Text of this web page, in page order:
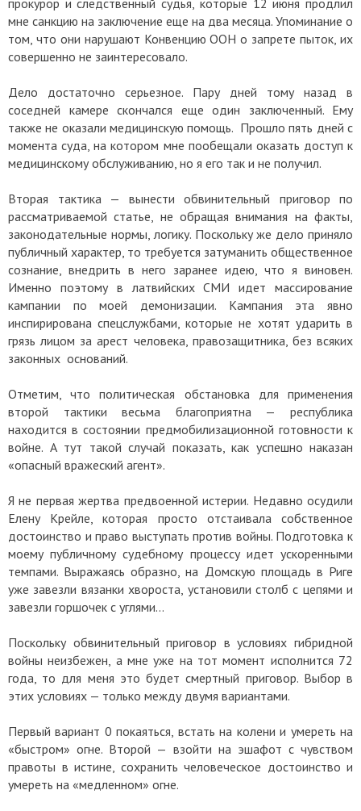
прокурор и следственный судья, которые 12 июня продлил
мне санкцию на заключение еще на два месяца. Упоминание о
том, что они нарушают Конвенцию ООН о запрете пыток, их
совершенно не заинтересовало.
Дело достаточно серьезное. Пару дней тому назад в
соседней камере скончался еще один заключенный. Ему
также не оказали медицинскую помощь. Прошло пять дней с
момента суда, на котором мне пообещали оказать доступ к
медицинскому обслуживанию, но я его так и не получил.
Вторая тактика — вынести обвинительный приговор по
рассматриваемой статье, не обращая внимания на факты,
законодательные нормы, логику. Поскольку же дело приняло
публичный характер, то требуется затуманить общественное
сознание, внедрить в него заранее идею, что я виновен.
Именно поэтому в латвийских СМИ идет массирование
кампании по моей демонизации. Кампания эта явно
инспирирована спецслужбами, которые не хотят ударить в
грязь лицом за арест человека, правозащитника, без всяких
законных оснований.
Отметим, что политическая обстановка для применения
второй тактики весьма благоприятна — республика
находится в состоянии предмобилизационной готовности к
войне. А тут такой случай показать, как успешно наказан
«опасный вражеский агент».
Я не первая жертва предвоенной истерии. Недавно осудили
Елену Крейле, которая просто отстаивала собственное
достоинство и право выступать против войны. Подготовка к
моему публичному судебному процессу идет ускоренными
темпами. Выражаясь образно, на Домскую площадь в Риге
уже завезли вязанки хвороста, установили столб с цепями и
завезли горшочек с углями…
Поскольку обвинительный приговор в условиях гибридной
войны неизбежен, а мне уже на тот момент исполнится 72
года, то для меня это будет смертный приговор. Выбор в
этих условиях — только между двумя вариантами.
Первый вариант 0 покаяться, встать на колени и умереть на
«быстром» огне. Второй — взойти на эшафот с чувством
правоты в истине, сохранить человеческое достоинство и
умереть на «медленном» огне.